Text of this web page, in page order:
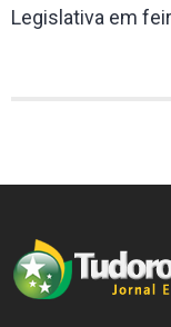
Legislativa em